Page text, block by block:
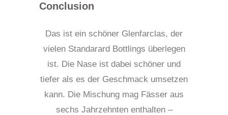
Conclusion
Das ist ein schöner Glenfarclas, der
vielen Standarard Bottlings überlegen
ist. Die Nase ist dabei schöner und
tiefer als es der Geschmack umsetzen
kann. Die Mischung mag Fässer aus
sechs Jahrzehnten enthalten –